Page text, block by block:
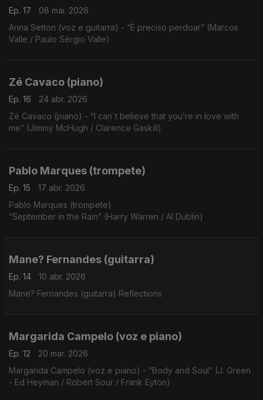
Ep. 17
08 mai. 2026
Anna Setton (voz e guitarra) - “É preciso perdoar” (Marcos
Valle / Paulo Sérgio Valle)
Zé Cavaco (piano)
Ep. 16
24 abr. 2026
Zé Cavaco (piano) - “I can´t believe that you’re in love with
me” (Jimmy McHugh / Clarence Gaskill)
Pablo Marques (trompete)
Ep. 15
17 abr. 2026
Pablo Marques (trompete)
“September in the Rain” (Harry Warren / Al Dublin)
Mane? Fernandes (guitarra)
Ep. 14
10 abr. 2026
Mane? Fernandes (guitarra) Reflections
Margarida Campelo (voz e piano)
Ep. 12
20 mar. 2026
Margarida Campelo (voz e piano) - “Body and Soul” (J. Green
- Ed Heyman / Robert Sour / Frank Eyton)